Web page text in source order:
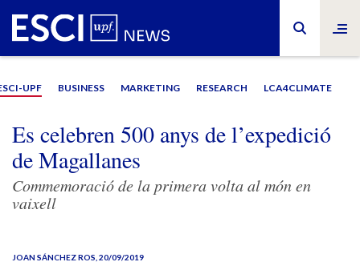
UPF BUSINESS MARKETING RESEARCH LCA4CLIMATE
Es celebren 500 anys de l’expedició
de Magallanes
Commemoració de la primera volta al món en
vaixell
JOAN SÁNCHEZ ROS , 20/09/2019